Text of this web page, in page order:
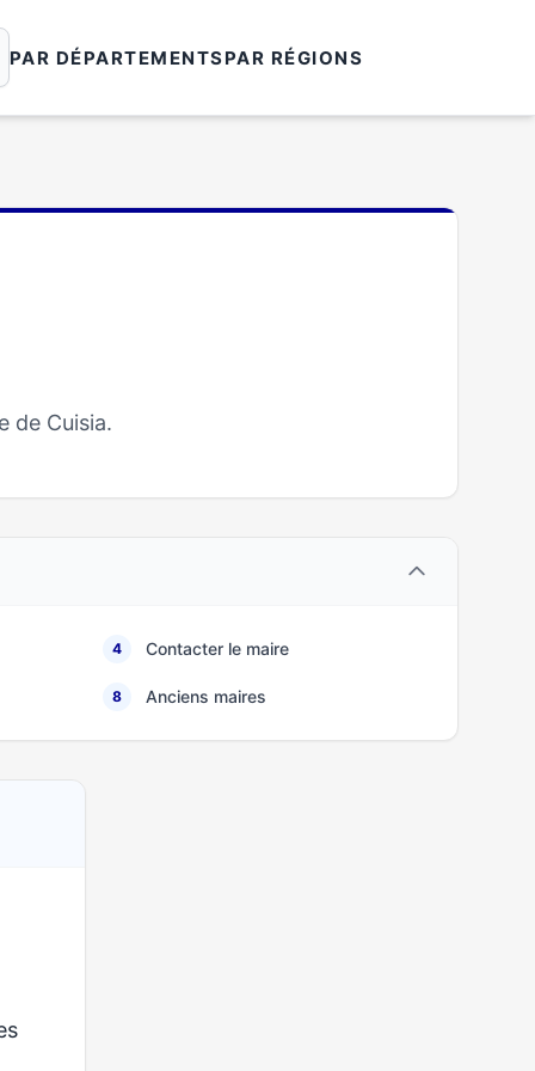
PAR DÉPARTEMENTSPAR RÉGIONS
de Cuisia.
4 Contacter le maire
8 Anciens maires